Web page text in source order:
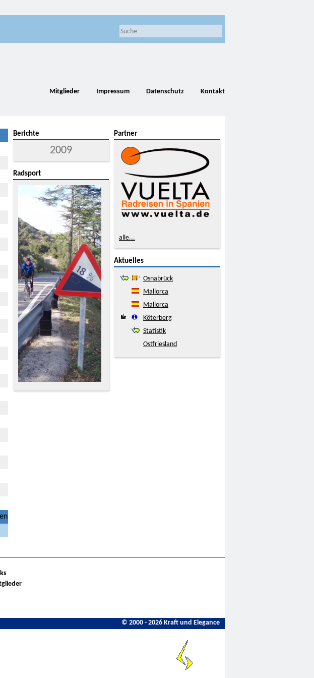
Mitglieder Impressum Datenschutz Kontakt
Berichte
2009
Radsport
Partner
alle...
Aktuelles
Osnabrück
Mallorca
Mallorca
Köterberg
Statistik
Ostfriesland
© 2000 - 2026 Kraft und Elegance